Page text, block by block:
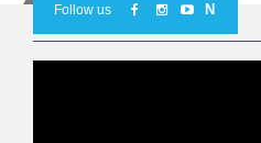
Follow us N